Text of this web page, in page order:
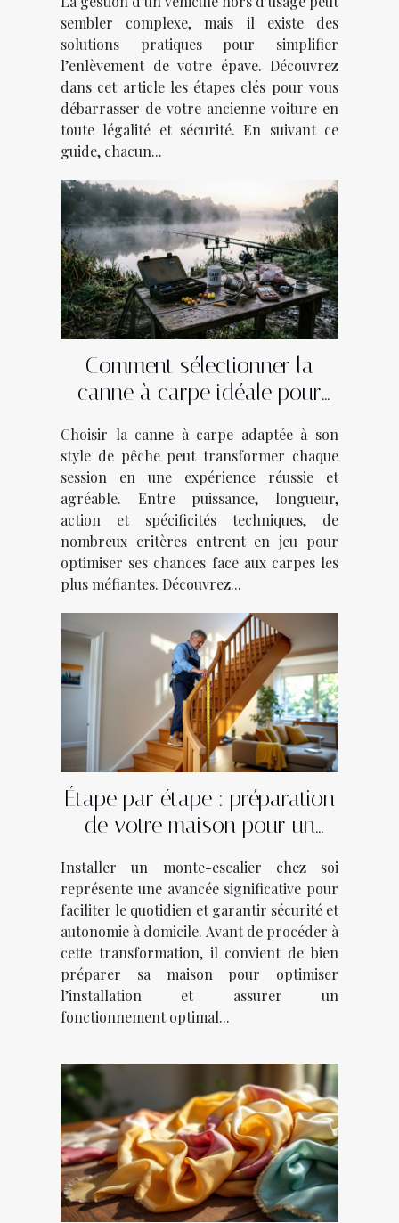
sembler complexe, mais il existe des
solutions pratiques pour simplifier
l’enlèvement de votre épave. Découvrez
dans cet article les étapes clés pour vous
débarrasser de votre ancienne voiture en
toute légalité et sécurité. En suivant ce
guide, chacun...
Comment sélectionner la
canne à carpe idéale pour
Choisir la canne à carpe adaptée à son
style de pêche peut transformer chaque
session en une expérience réussie et
agréable. Entre puissance, longueur,
action et spécificités techniques, de
nombreux critères entrent en jeu pour
optimiser ses chances face aux carpes les
plus méfiantes. Découvrez...
Étape par étape : préparation
de votre maison pour un
Installer un monte-escalier chez soi
représente une avancée significative pour
faciliter le quotidien et garantir sécurité et
autonomie à domicile. Avant de procéder à
cette transformation, il convient de bien
préparer sa maison pour optimiser
l’installation et assurer un
fonctionnement optimal...